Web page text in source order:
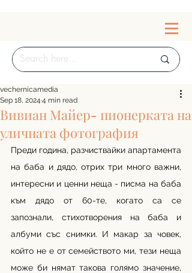
Вивиан Майер- пионерката на
уличната фотография
vechernicamedia
Sep 18, 2024 4 min read
Преди година, разчиствайки апартамента
на баба и дядо, отрих три много важни,
интересни и ценни неща - писма на баба
към дядо от 60-те, когато са се
запознали, стихотворения на баба и
албуми със снимки. И макар за човек,
който не е от семейството ми, тези неща
може би нямат такова голямо значение,